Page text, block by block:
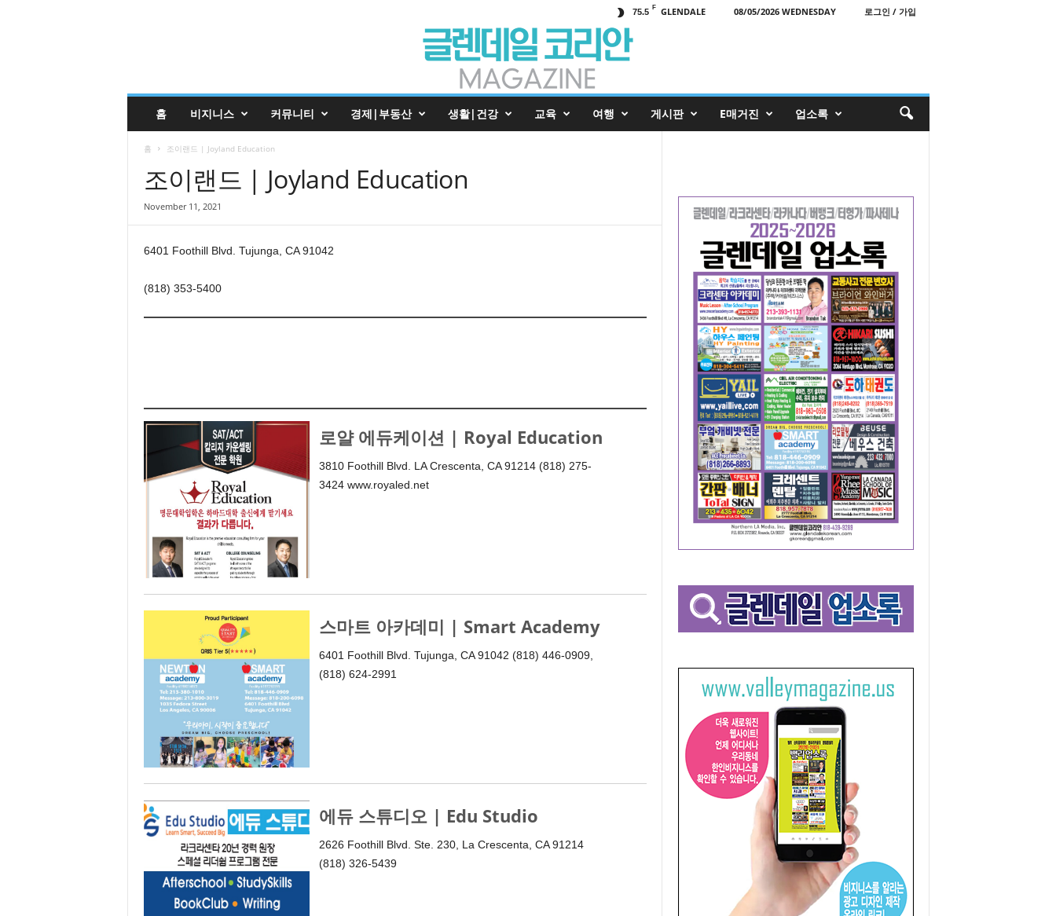
75.5 F GLENDALE 08/05/2026 WEDNESDAY 로그인 / 가입
데
홈 비지니스 커뮤니티 경제|부동산 생활|건강 교육 여행 게시판 E매거진 업소록
홈 조이랜드 | Joyland Education
조이랜드 | Joyland Education
November 11, 2021
6401 Foothill Blvd. Tujunga, CA 91042
(818) 353-5400
로얄 에듀케이션 | Royal Education
3810 Foothill Blvd. LA Crescenta, CA 91214 (818) 275-
3424 www.royaled.net
스마트 아카데미 | Smart Academy
6401 Foothill Blvd. Tujunga, CA 91042 (818) 446-0909,
(818) 624-2991
에듀 스튜디오 | Edu Studio
2626 Foothill Blvd. Ste. 230, La Crescenta, CA 91214
(818) 326-5439